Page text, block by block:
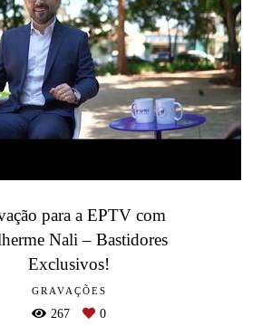
para a EPTV com
Nali – Bastidores
Exclusivos!
GRAVAÇÕES
267 0